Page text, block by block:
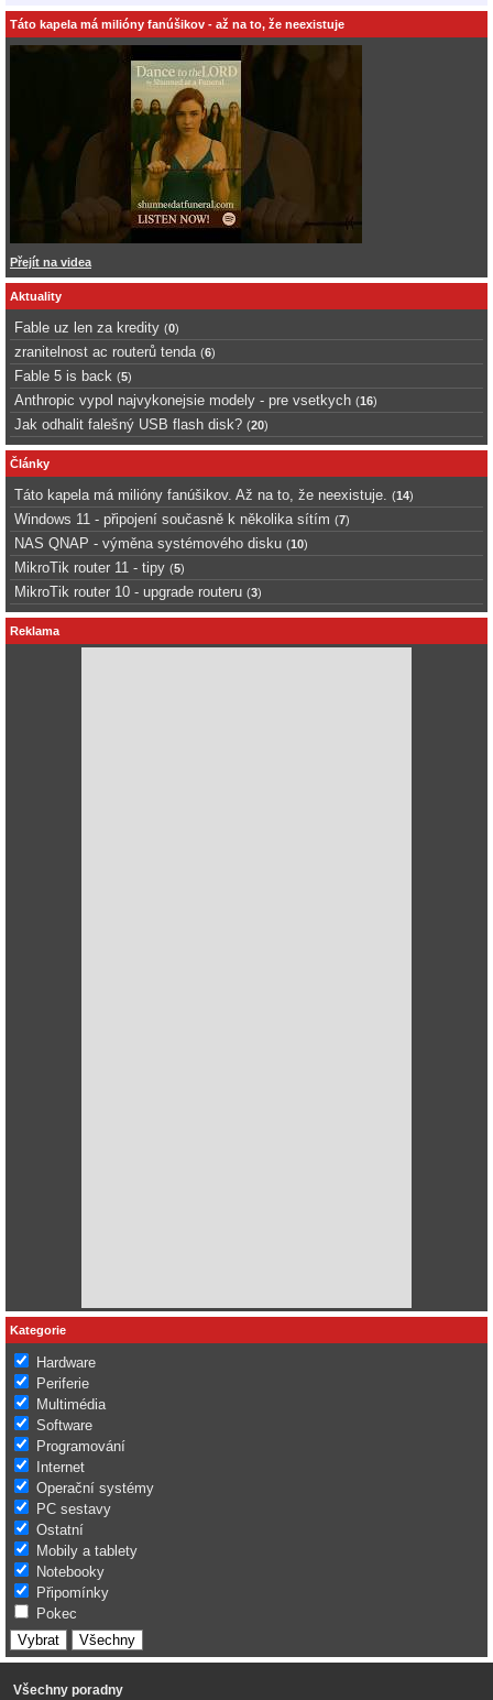
Táto kapela má milióny fanúšikov - až na to, že neexistuje
Přejít na videa
Aktuality
Fable uz len za kredity (0)
zranitelnost ac routerů tenda (6)
Fable 5 is back (5)
Anthropic vypol najvykonejsie modely - pre vsetkych (16)
Jak odhalit falešný USB flash disk? (20)
Články
Táto kapela má milióny fanúšikov. Až na to, že neexistuje. (14)
Windows 11 - připojení současně k několika sítím (7)
NAS QNAP - výměna systémového disku (10)
MikroTik router 11 - tipy (5)
MikroTik router 10 - upgrade routeru (3)
Reklama
Kategorie
Hardware
Periferie
Multimédia
Software
Programování
Internet
Operační systémy
PC sestavy
Ostatní
Mobily a tablety
Notebooky
Připomínky
Pokec
Všechny poradny